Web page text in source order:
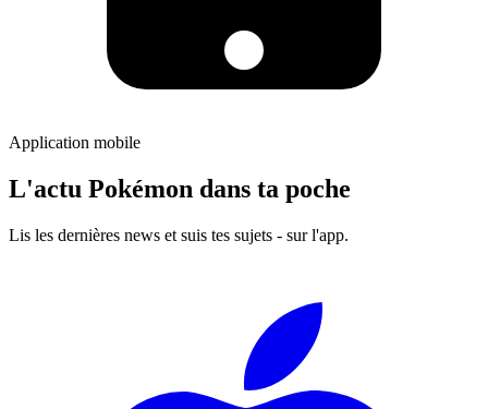
Application mobile
L'actu Pokémon dans ta poche
Lis les dernières news et suis tes sujets - sur l'app.